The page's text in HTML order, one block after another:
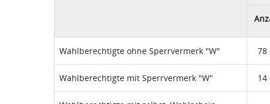
Wahlberechtigte ohne Sperrvermerk "W" 78
Wahlberechtigte mit Sperrvermerk "W" 14